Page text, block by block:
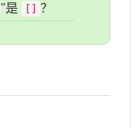
"是 [] ？